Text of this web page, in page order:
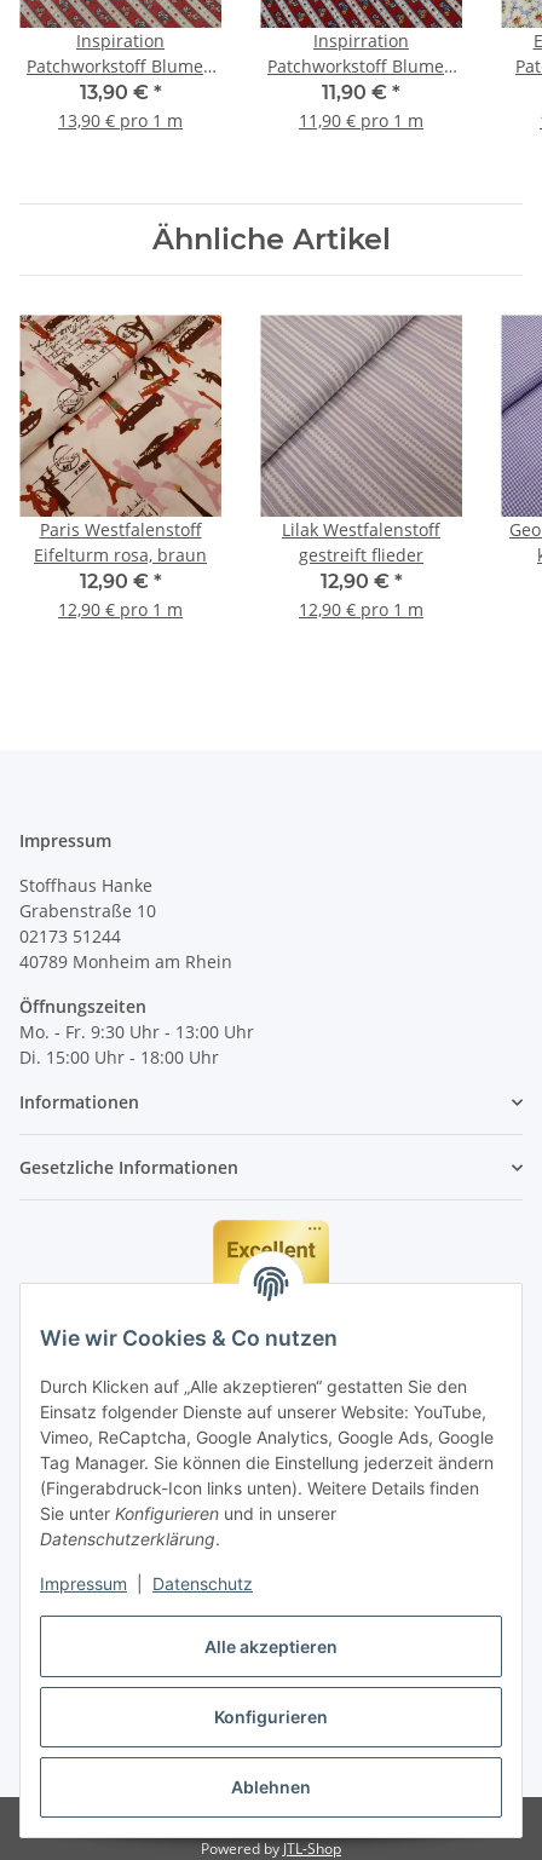
Alle akzeptieren
Konfigurieren
Ablehnen
Wie wir Cookies & Co nutzen
Durch Klicken auf „Alle akzeptieren“ gestatten Sie den
Einsatz folgender Dienste auf unserer Website: YouTube,
Vimeo, ReCaptcha, Google Analytics, Google Ads, Google
Tag Manager. Sie können die Einstellung jederzeit ändern
(Fingerabdruck-Icon links unten). Weitere Details finden
Sie unter Konfigurieren und in unserer
Datenschutzerklärung.
Impressum Datenschutz
Inspiration
Patchworkstoff Blumen
in Streifenmuster rot
13,90 € *
13,90 € pro 1 m
Inspirration
Patchworkstoff Blumen
in Streifenmuster rot
11,90 € *
11,90 € pro 1 m
Ähnliche Artikel
Paris Westfalenstoff
Eifelturm rosa, braun
12,90 € *
12,90 € pro 1 m
Lilak Westfalenstoff
gestreift flieder
12,90 € *
12,90 € pro 1 m
Impressum
Stoffhaus Hanke
Grabenstraße 10
02173 51244
40789 Monheim am Rhein
Öffnungszeiten
Mo. - Fr. 9:30 Uhr - 13:00 Uhr
Di. 15:00 Uhr - 18:00 Uhr
Informationen
Gesetzliche Informationen
* Alle Preise inkl. gesetzlicher MwSt., zzgl.
Powered by JTL-Shop